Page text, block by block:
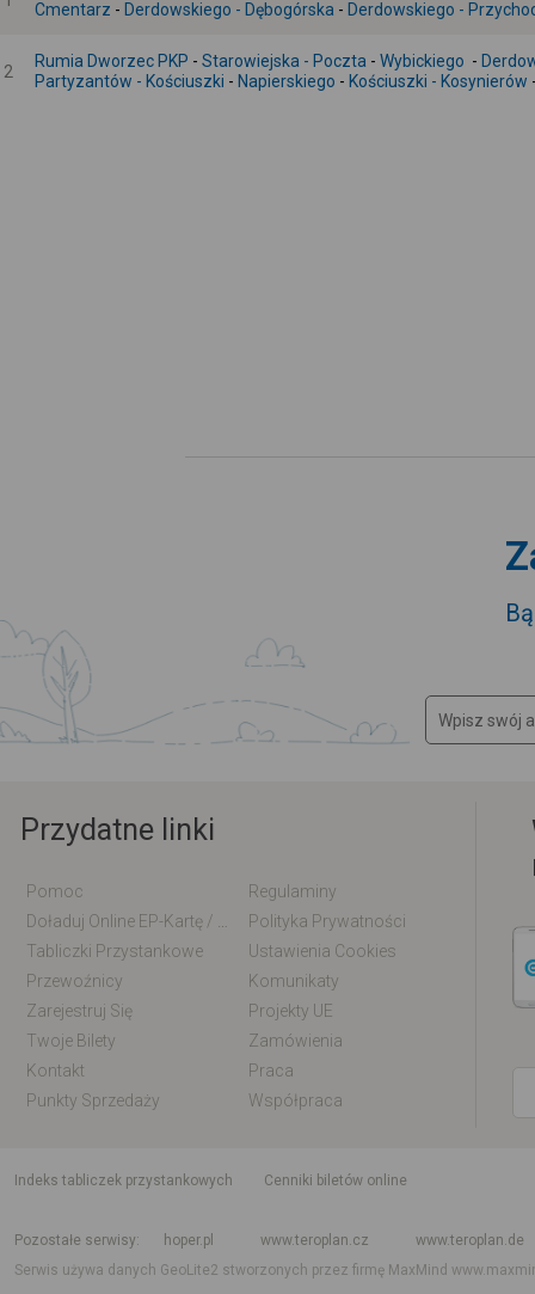
Cmentarz - Derdowskiego - Dębogórska - Derdowskiego -
2
Rumia Dworzec PKP - Starowiejska - Poczta - Wybickiego -
Partyzantów - Kościuszki - Napierskiego - Kościuszki - Kosynierów
Przydatne linki
Pomoc
Regulaminy
Polityka Prywatności
Tabliczki Przystankowe
Ustawienia Cookies
Przewoźnicy
Komunikaty
Zarejestruj Się
Projekty UE
Twoje Bilety
Zamówienia
Kontakt
Praca
Punkty Sprzedaży
Współpraca
indeks tabliczek przystankowych
Cenniki biletów online
Pozostałe serwisy
hoper.pl www.teroplan.cz
www.teroplan.de
Serwis używa danych GeoLite2 stworzonych przez firmę MaxMind